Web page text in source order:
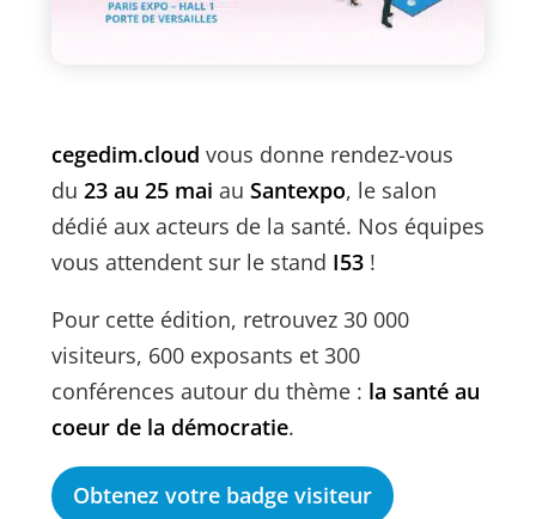
cegedim.cloud vous donne rendez-vous
du 23 au 25 mai au Santexpo, le salon
dédié aux acteurs de la santé. Nos équipes
vous attendent sur le stand I53!
Pour cette édition, retrouvez 30 000
visiteurs, 600 exposants et 300
conférences autour du thème : la santé au
coeur de la démocratie.
Obtenez votre badge visiteur